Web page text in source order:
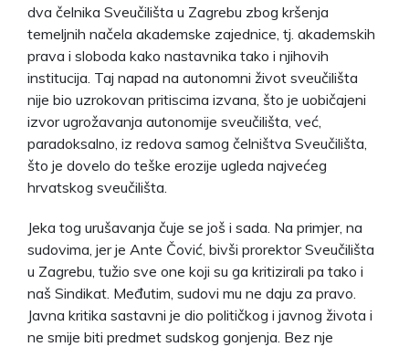
dva čelnika Sveučilišta u Zagrebu zbog kršenja
temeljnih načela akademske zajednice, tj. akademskih
prava i sloboda kako nastavnika tako i njihovih
institucija. Taj napad na autonomni život sveučilišta
nije bio uzrokovan pritiscima izvana, što je uobičajeni
izvor ugrožavanja autonomije sveučilišta, već,
paradoksalno, iz redova samog čelništva Sveučilišta,
što je dovelo do teške erozije ugleda najvećeg
hrvatskog sveučilišta.
Jeka tog urušavanja čuje se još i sada. Na primjer, na
sudovima, jer je Ante Čović, bivši prorektor Sveučilišta
u Zagrebu, tužio sve one koji su ga kritizirali pa tako i
naš Sindikat. Međutim, sudovi mu ne daju za pravo.
Javna kritika sastavni je dio političkog i javnog života i
ne smije biti predmet sudskog gonjenja. Bez nje